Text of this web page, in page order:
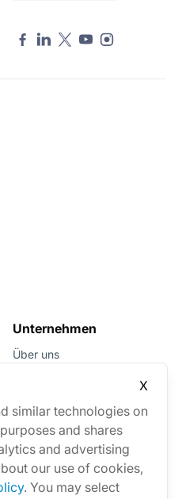
Unternehmen
Über uns
Brand
X
similar technologies on
and shares
and advertising
our use of cookies,
. You may select